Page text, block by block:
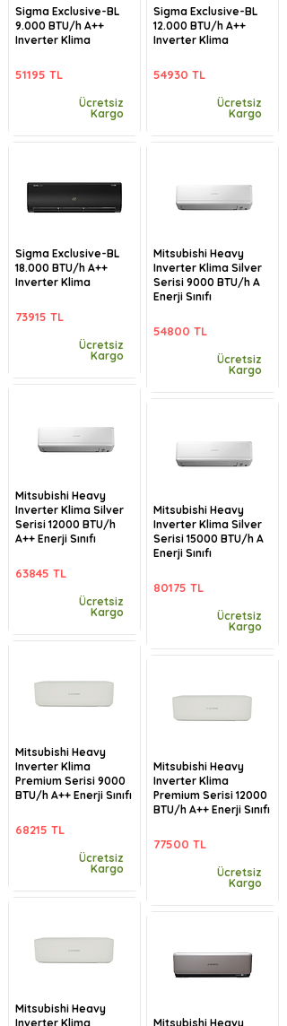
Sigma Exclusive-BL
9.000 BTU/h A++
Inverter Klima
51195 TL
Ücretsiz
Kargo
Sigma Exclusive-BL
18.000 BTU/h A++
Inverter Klima
73915 TL
Ücretsiz
Kargo
Mitsubishi Heavy
Inverter Klima Silver
Serisi 12000 BTU/h
A++ Enerji Sınıfı
63845 TL
Ücretsiz
Kargo
Mitsubishi Heavy
Inverter Klima
Premium Serisi 9000
BTU/h A++ Enerji Sınıfı
68215 TL
Ücretsiz
Kargo
Mitsubishi Heavy
Inverter Klima
Sigma Exclusive-BL
12.000 BTU/h A++
Inverter Klima
54930 TL
Ücretsiz
Kargo
Mitsubishi Heavy
Inverter Klima Silver
Serisi 9000 BTU/h A
Enerji Sınıfı
54800 TL
Ücretsiz
Kargo
Mitsubishi Heavy
Inverter Klima Silver
Serisi 15000 BTU/h A
Enerji Sınıfı
80175 TL
Ücretsiz
Kargo
Mitsubishi Heavy
Inverter Klima
Premium Serisi 12000
BTU/h A++ Enerji Sınıfı
77500 TL
Ücretsiz
Kargo
Mitsubishi Heavy